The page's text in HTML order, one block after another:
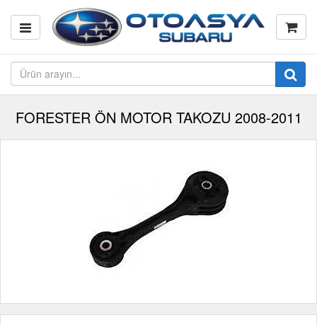
FORESTER ÖN MOTOR TAKOZU 2008-2011